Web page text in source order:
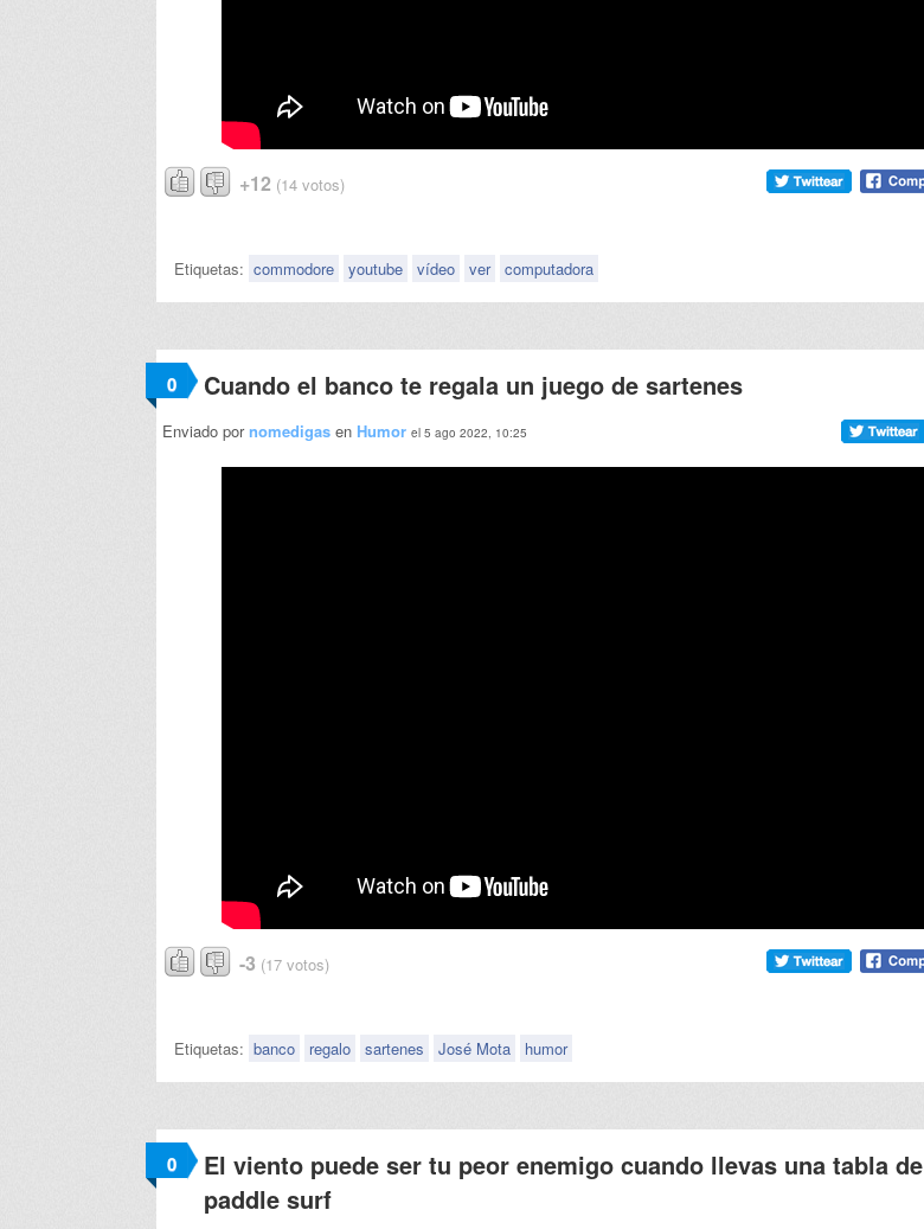
+12 (14 votos)
Etiquetas: commodore youtube vídeo ver computadora
0 Cuando el banco te regala un juego de sartenes
Enviado pornomedigas en Humor el 5 ago 2022, 10:25
-3 (17 votos)
Etiquetas: banco regalo sartenes José Mota humor
0
El viento puede ser tu peor enemigo cuando llevas una tabla de
paddle surf